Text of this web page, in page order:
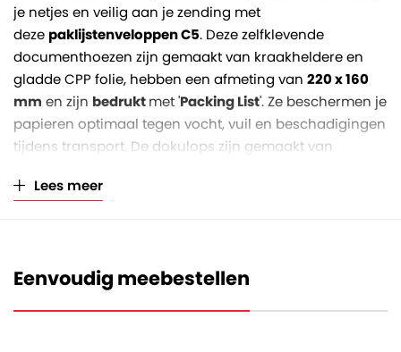
je netjes en veilig aan je zending met
deze paklijstenveloppen C5. Deze zelfklevende
documenthoezen zijn gemaakt van kraakheldere en
gladde CPP folie, hebben een afmeting van 220 x 160
mm en zijn bedruktmet 'Packing List'. Ze beschermen je
papieren optimaal tegen vocht, vuil en beschadigingen
tijdens transport. De dokulops zijn gemaakt van
goed leesbaar blijft.
met een sterke lijmlaag, zodat je ze eenvoudig op
dozen, folie of andere verpakkingen plakt. Dankzij het
C5 formaat passen er vellen van A5 formaat (of
Lees meer
Eenvoudig meebestellen